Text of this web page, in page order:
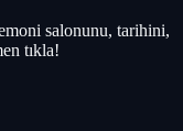
salonunu, tarihini,
tıkla!